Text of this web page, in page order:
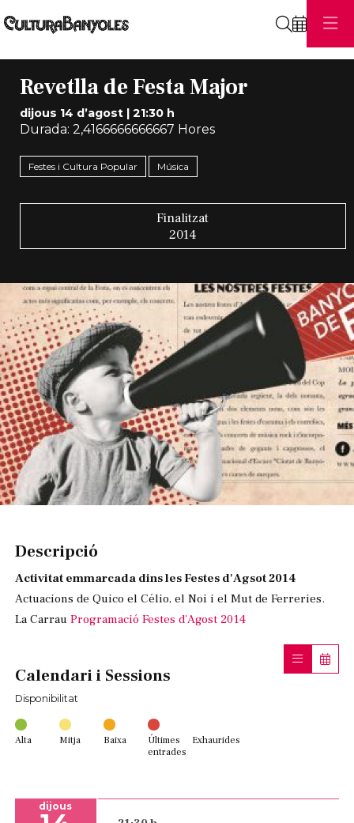
Revetlla de Festa Major
dijous 14 d’agost| 21:30 h
Durada: 2,4166666666667 Hores
Festes i Cultura Popular Música
Finalitzat
2014
Descripció
Activitat emmarcada dins les Festes d'Agsot 2014
Actuacions de Quico el Célio, el Noi i el Mut de Ferreries.
La Carrau Programació Festes d'Agost 2014
Calendari i Sessions
Disponibilitat
Alta Mitja Baixa
Últimes
entrades
Exhaurides
dijous